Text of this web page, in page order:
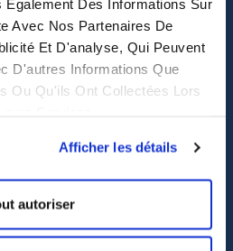
Également Des Informations Sur
Avec Nos Partenaires De
Et D'analyse, Qui Peuvent
D'autres Informations Que
Ou Qu'ils Ont Collectées Lors
Afficher les détails
autoriser